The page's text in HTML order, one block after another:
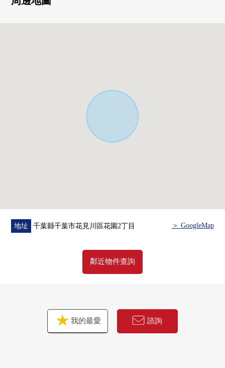
■ 在找想要的家方面給予幫助的━━━━━・・・
房屋的詳細、需討論是如感興趣,歡迎請隨時聯繫我們。
地址 千葉縣千葉市花見川區花園2丁目 ＞ GoogleMap
鄰近物件查詢
我的最愛 諮詢